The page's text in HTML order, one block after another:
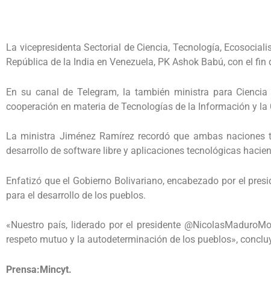
La vicepresidenta Sectorial de Ciencia, Tecnología,
República de la India en Venezuela, PK Ashok Babú, con el
En su canal de Telegram, la también ministra para
cooperación en materia de Tecnologías de la Información y
La ministra Jiménez Ramírez recordó que ambas
desarrollo de software libre y aplicaciones tecnológicas
Enfatizó que el Gobierno Bolivariano, encabezado por el
para el desarrollo de los pueblos.
«Nuestro país, liderado por el presidente
respeto mutuo y la autodeterminación de los pueblos»,
Prensa:Mincyt.